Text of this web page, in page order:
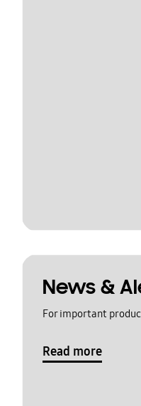
News &
For important
Read more